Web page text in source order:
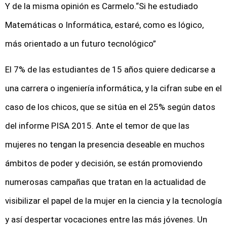
Y de la misma opinión es Carmelo.“Si he estudiado
Matemáticas o Informática, estaré, como es lógico,
más orientado a un futuro tecnológico”
El 7% de las estudiantes de 15 años quiere dedicarse a
una carrera o ingeniería informática, y la cifran sube en el
caso de los chicos, que se sitúa en el 25% según datos
del informe PISA 2015. Ante el temor de que las
mujeres no tengan la presencia deseable en muchos
ámbitos de poder y decisión, se están promoviendo
numerosas campañas que tratan en la actualidad de
visibilizar el papel de la mujer en la ciencia y la tecnología
y así despertar vocaciones entre las más jóvenes. Un